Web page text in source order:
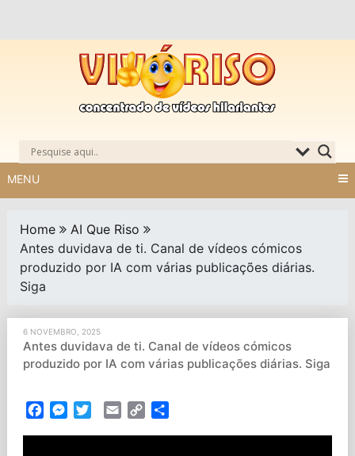
MENU
Home
AI Que Riso
Antes duvidava de ti. Canal de vídeos cómicos
produzido por IA com várias publicações diárias.
Siga
6 NOVEMBRO, 2025
Antes duvidava de ti. Canal de vídeos cómicos
produzido por IA com várias publicações diárias. Siga
FacebookMessenger
TwitterEmail Copy